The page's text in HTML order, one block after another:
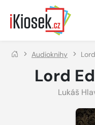
Přejít na hlavní obsah
Audioknihy
Lord
Lukáš